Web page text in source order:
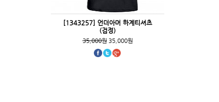
[1343257] 언더아머 하계티셔츠
(검정)
35,000원35,000원